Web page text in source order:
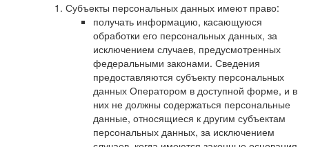
Субъекты персональных данных имеют право:
получать информацию, касающуюся
обработки его персональных данных, за
исключением случаев, предусмотренных
федеральными законами. Сведения
предоставляются субъекту персональных
данных Оператором в доступной форме, и в
них не должны содержаться персональные
данные, относящиеся к другим субъектам
персональных данных, за исключением